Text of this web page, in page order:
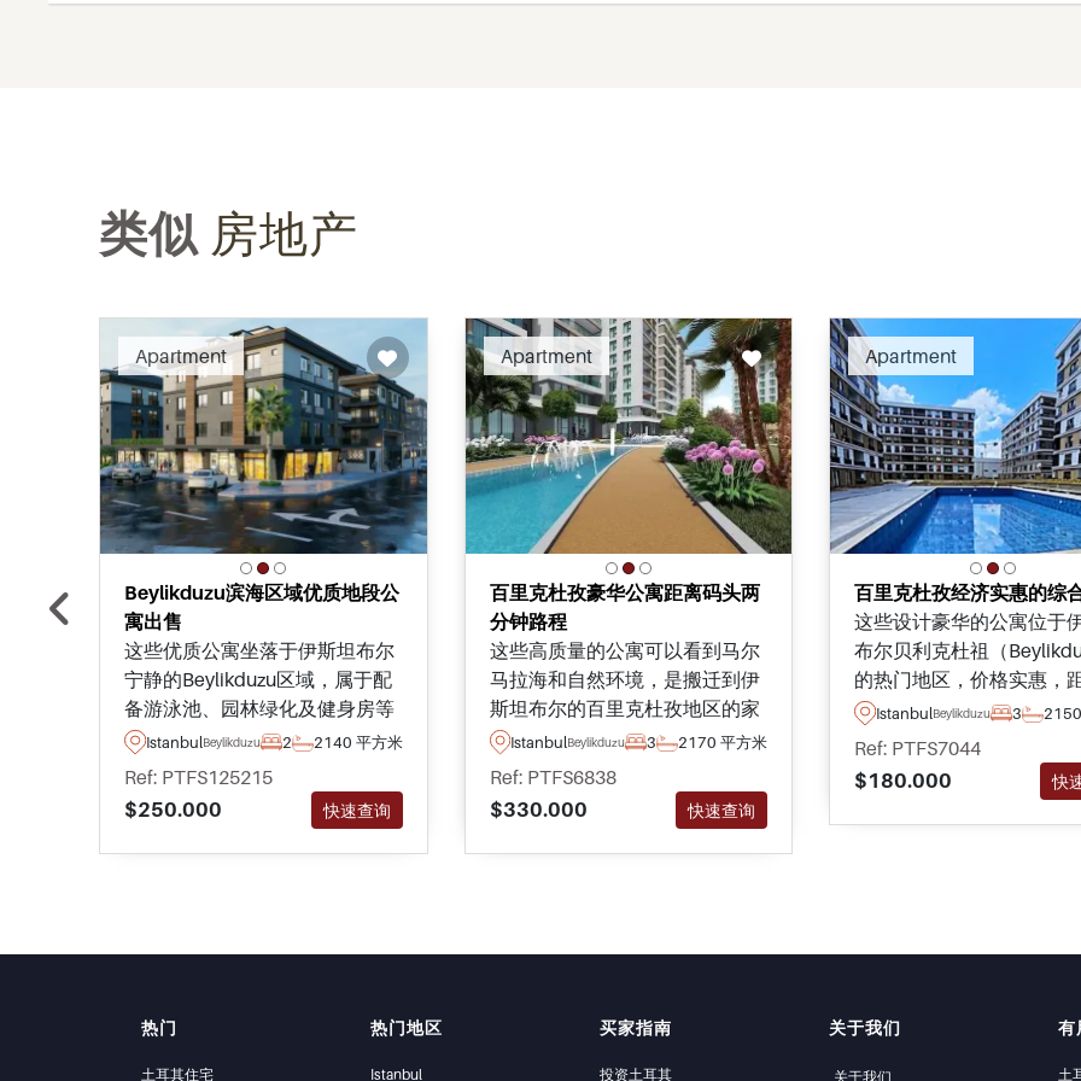
类似 房地产
Apartment
Recommended
Beylikduzu滨海区域优质地段公
寓出售
这些优质公寓坐落于伊斯坦布尔
宁静的Beylikduzu区域，属于配
备游泳池、园林绿化及健身房等
社交设施的高品质住宅区。
IstanbulBeylikduzu 2 2140 平方米
Ref: PTFS125215
$250.000
快速查询
Apartment
Recommended
百里克杜孜豪华公寓距离码头两
分钟路程
这些高质量的公寓可以看到马尔
马拉海和自然环境，是搬迁到伊
斯坦布尔的百里克杜孜地区的家
庭的完美选择，离日常用品只有
几分钟的路程。
IstanbulBeylikduzu 3 2170 平方米
Ref: PTFS6838
$330.000
快速查询
Apartment
百里克杜孜经济实惠的综
这些设计豪华的公寓位于
布尔贝利克杜祖（
的热门地区，价格实惠，
活设施和必需品仅几分钟
程，是不可错过的出售对象
IstanbulBeylikduzu 3 2
Ref: PTFS7044
$180.000
快
热门
土耳其住宅
热门地区
Istanbul
买家指南
投资土耳其
关于我们
关于我们
有
土